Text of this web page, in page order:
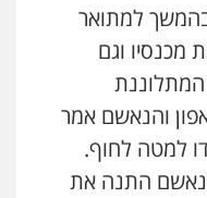
צווארון לבן
מעצרים וחקירות
קטינים אלימות
בהמשך למתואר
וגם
והנאשם אמר
למטה לחוף.
התנה את